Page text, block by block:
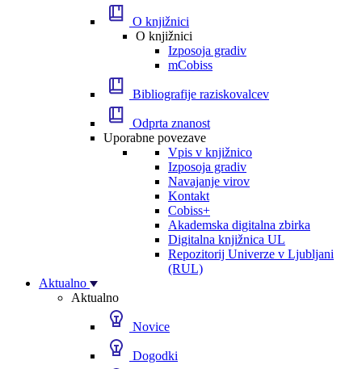
O knjižnici
O knjižnici
Izposoja gradiv
mCobiss
Bibliografije raziskovalcev
Odprta znanost
Uporabne povezave
Vpis v knjižnico
Izposoja gradiv
Navajanje virov
Kontakt
Cobiss+
Akademska digitalna zbirka
Digitalna knjižnica UL
Repozitorij Univerze v Ljubljani
(RUL)
Aktualno
Aktualno
Novice
Dogodki